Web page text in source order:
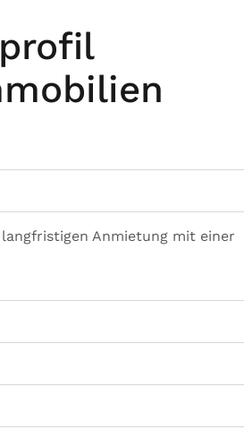
Anmietung mit einer